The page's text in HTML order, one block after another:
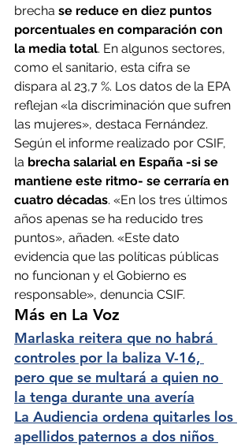
brecha se reduce en diez puntos
porcentuales en comparación con
la media total. En algunos sectores,
como el sanitario, esta cifra se
dispara al 23,7 %. Los datos de la EPA
reflejan «la discriminación que sufren
las mujeres», destaca Fernández.
Según el informe realizado por CSIF,
la brecha salarial en España -si se
mantiene este ritmo- se cerraría en
cuatro décadas. «En los tres últimos
años apenas se ha reducido tres
puntos», añaden. «Este dato
evidencia que las políticas públicas
no funcionan y el Gobierno es
responsable», denuncia CSIF.
Más en La Voz
Marlaska reitera que no habrá
controles por la baliza V-16,
pero que se multará a quien no
la tenga durante una avería
La Audiencia ordena quitarles los
apellidos paternos a dos niños